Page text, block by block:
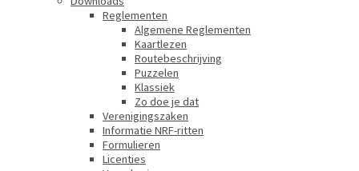
Reglementen
Algemene Reglementen
Kaartlezen
Routebeschrijving
Puzzelen
Klassiek
Zo doe je dat
Verenigingszaken
Informatie NRF-ritten
Formulieren
Licenties